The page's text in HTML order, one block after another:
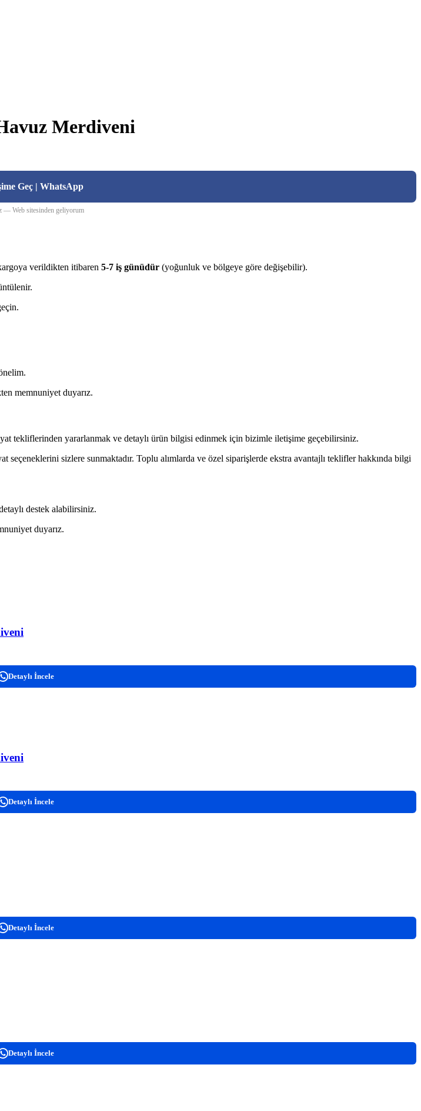
Merdiveni
Geç | WhatsApp
— Web sitesinden geliyorum
verildikten itibaren 5-7 iş günüdür (yoğunluk ve bölgeye göre değişebilir).
memnuniyet duyarız.
tekliflerinden yararlanmak ve detaylı ürün bilgisi edinmek için bizimle iletişime geçebilirsiniz.
sizlere sunmaktadır. Toplu alımlarda ve özel siparişlerde ekstra avantajlı teklifler hakkında bilgi
destek alabilirsiniz.
duyarız.
Detaylı İncele
Detaylı İncele
Detaylı İncele
Detaylı İncele